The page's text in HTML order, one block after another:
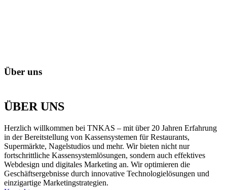
Über uns
ÜBERUNS
Herzlich willkommen bei TNKAS – mit über 20 Jahren Erfahrung
in der Bereitstellung von Kassensystemen für Restaurants,
Supermärkte, Nagelstudios und mehr. Wir bieten nicht nur
fortschrittliche Kassensystemlösungen, sondern auch effektives
Webdesign und digitales Marketing an. Wir optimieren die
Geschäftsergebnisse durch innovative Technologielösungen und
einzigartige Marketingstrategien.